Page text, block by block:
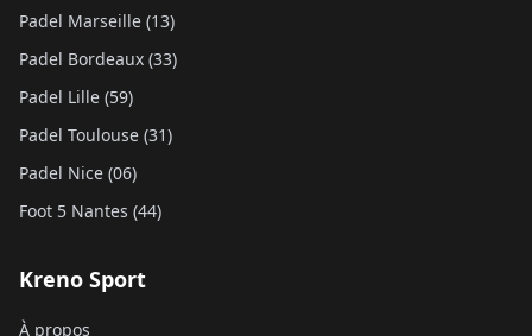
Padel Marseille (13)
Padel Bordeaux (33)
Padel Lille (59)
Padel Toulouse (31)
Padel Nice (06)
Foot 5 Nantes (44)
Kreno Sport
À propos